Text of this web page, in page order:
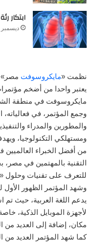
ابتكار
ديسمبر 10, 2025
نظمت «مايكروسوفت
يعتبر واحدا من أضخم
مايكروسوفت في منطقة
وجمع المؤتمر، في
والمطورين والمدراء
ومستهلكي التكنولوجيا،
من أفضل الخبراء
التقنية بالمهتمين في
للتعرف على تقنيات وحلول
يدعم اللغة العربية، حيث
لأجهزة الموبايل الذكية،
مكان، إضافة إلى العديد من
كما شهد المؤتمر العديد من